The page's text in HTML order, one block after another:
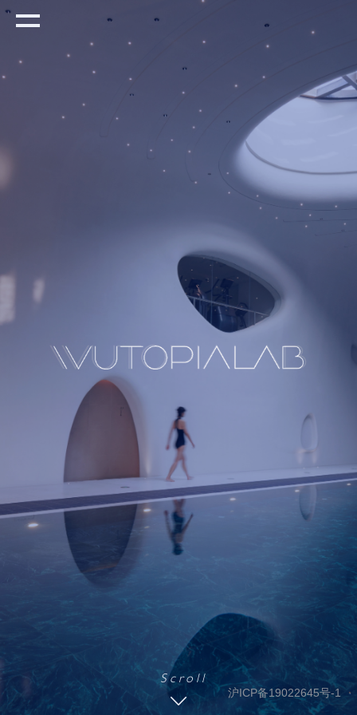
S c r o l l
沪ICP备19022645号-1